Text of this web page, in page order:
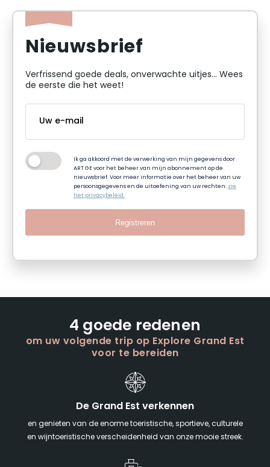
Nieuwsbrief
Verfrissend goede deals, onverwachte uitjes... Wees
de eerste die het weet!
Ik ga akkoord met de verwerking van mijn gegevens door
ART GE voor het beheer van mijn abonnement op de
nieuwsbrief. Voor meer informatie over het beheer van uw
persoonsgegevens en de uitoefening van uw rechten:zie
het privacybeleid.
Registreren
4 goede redenen
om uw volgende trip op Explore Grand Est
voor te bereiden
De Grand Est verkennen
en genieten van de enorme toeristische, sportieve, culturele
en wijntoeristische verscheidenheid van onze mooie streek.